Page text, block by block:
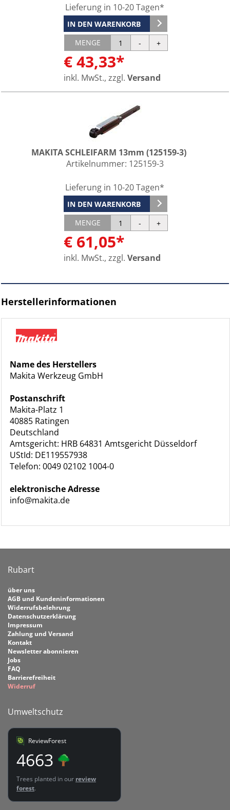
Lieferung in 10-20 Tagen*
IN DEN WARENKORB
MENGE
€ 43,33*
inkl. MwSt., zzgl. Versand
MAKITA SCHLEIFARM 13mm (125159-3)
Artikelnummer: 125159-3
Lieferung in 10-20 Tagen*
IN DEN WARENKORB
MENGE
€ 61,05*
inkl. MwSt., zzgl. Versand
Herstellerinformationen
Name des Herstellers
Makita Werkzeug GmbH
Postanschrift
Makita-Platz 1
40885 Ratingen
Deutschland
Amtsgericht: HRB 64831 Amtsgericht Düsseldorf
UStId: DE119557938
Telefon: 0049 02102 1004-0
elektronische Adresse
info@makita.de
Rubart
über uns
AGB und Kundeninformationen
Widerrufsbelehrung
Datenschutzerklärung
Impressum
Zahlung und Versand
Kontakt
Newsletter abonnieren
Jobs
FAQ
Barrierefreiheit
Widerruf
Umweltschutz
ReviewForest
4663
Trees planted in our review
forest.